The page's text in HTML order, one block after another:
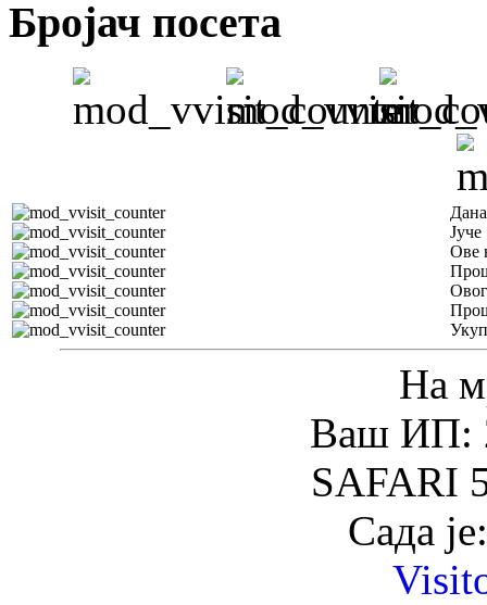
Бројач посета
Јуче
Ове
На
Ваш ИП:
SAFARI
Сада